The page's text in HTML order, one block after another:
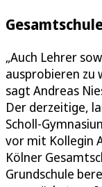
„Auch Lehrer
ausprobieren zu
sagt Andreas
Der derzeitige,
Scholl-
vor mit Kollegin
Kölner
Grundschule